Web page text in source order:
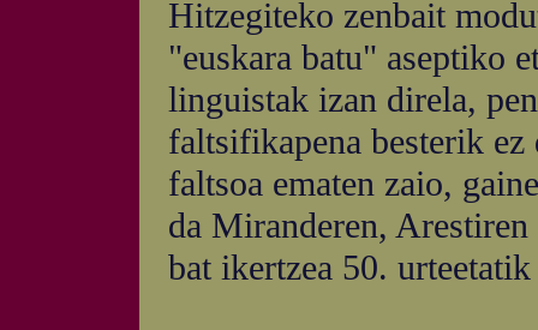
Hitzegiteko zenbait
"euskara batu" aseptiko
linguistak izan direla,
faltsifikapena besterik ez
faltsoa ematen zaio,
da Miranderen,
bat ikertzea 50.